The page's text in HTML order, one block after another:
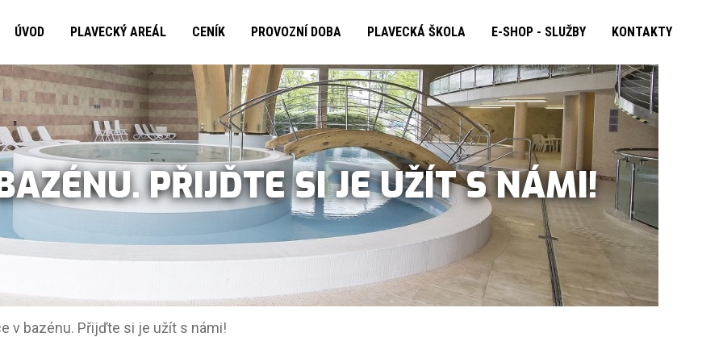
ÚVOD PLAVECKÝ AREÁL CENÍK PROVOZNÍ DOBA PLAVECKÁ ŠKOLA E-SHOP - SLUŽBY KONTAKTY
PŘIJĎTE SI JE UŽÍT S NÁMI!
v bazénu. Přijďte si je užít s námi!